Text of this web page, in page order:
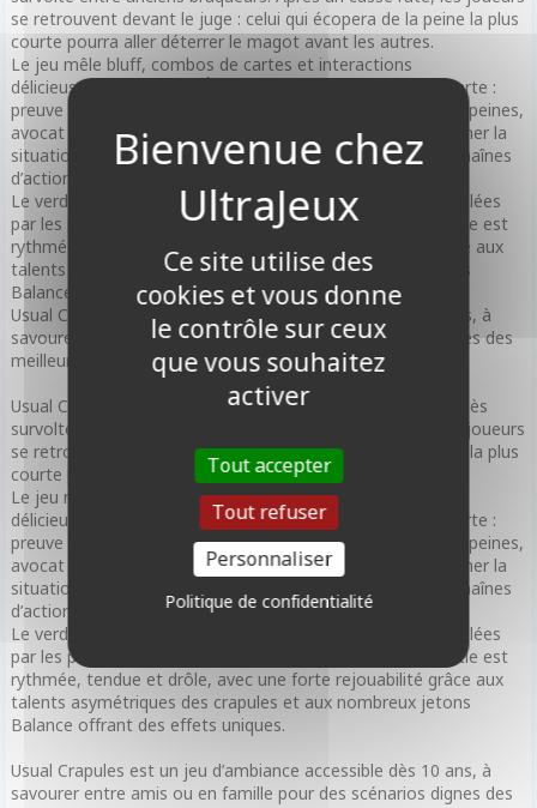
se retrouvent devant le juge : celui qui écopera de la peine la plus
courte pourra aller déterrer le magot avant les autres.
Le jeu mêle bluff, combos de cartes et interactions
délicieusement perfides. À chaque tour, vous jouez une carte :
preuve pour charger un autre joueur, juré pour alourdir les peines,
avocat pour plaider l’innocence… ou objection pour retourner la
situation. Les mécaniques permettent des ripostes, des chaînes
d’actions et de nombreux retournements de situation.
Le verdict final dépend du total d’années de prison accumulées
par les preuves encaissées et les jurés posés. Chaque partie est
rythmée, tendue et drôle, avec une forte rejouabilité grâce aux
talents asymétriques des crapules et aux nombreux jetons
Balance offrant des effets uniques.
Usual Crapules est un jeu d’ambiance accessible dès 10 ans, à
savourer entre amis ou en famille pour des scénarios dignes des
meilleurs films de braquage !
Usual Crapules vous embarque dans une ambiance de procès
survolté entre anciens braqueurs. Après un casse raté, les joueurs
se retrouvent devant le juge : celui qui écopera de la peine la plus
courte pourra aller déterrer le magot avant les autres.
Le jeu mêle bluff, combos de cartes et interactions
délicieusement perfides. À chaque tour, vous jouez une carte :
preuve pour charger un autre joueur, juré pour alourdir les peines,
avocat pour plaider l’innocence… ou objection pour retourner la
situation. Les mécaniques permettent des ripostes, des chaînes
d’actions et de nombreux retournements de situation.
Le verdict final dépend du total d’années de prison accumulées
par les preuves encaissées et les jurés posés. Chaque partie est
rythmée, tendue et drôle, avec une forte rejouabilité grâce aux
talents asymétriques des crapules et aux nombreux jetons
Balance offrant des effets uniques.
Usual Crapules est un jeu d’ambiance accessible dès 10 ans, à
savourer entre amis ou en famille pour des scénarios dignes des
Ce site utilise des
cookies et vous donne
le contrôle sur ceux
que vous souhaitez
activer
Tout accepter
Tout refuser
Personnaliser
Politique de confidentialité